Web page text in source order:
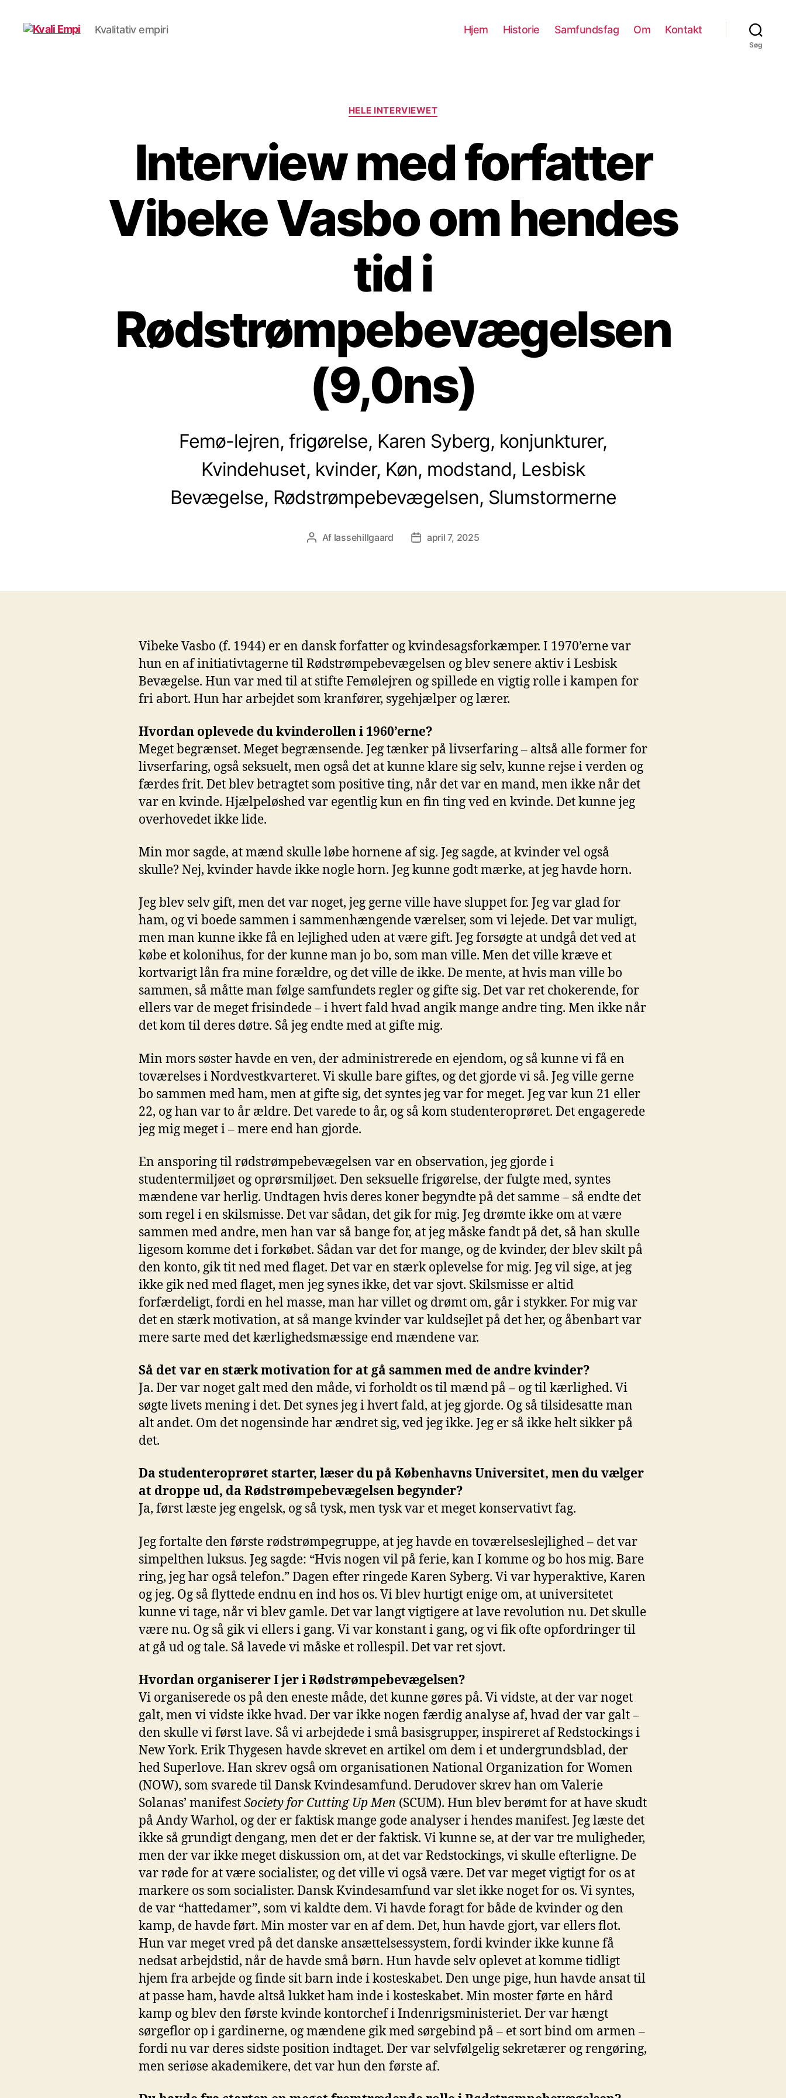
Kvalitativ empiri Hjem Historie Samfundsfag Om Kontakt
Søg
Kategorier
HELE INTERVIEWET
Interview med forfatter
Vibeke Vasbo om hendes
tid i
Rødstrømpebevægelsen
(9,0ns)
Femø-lejren, frigørelse, Karen Syberg, konjunkturer,
Kvindehuset, kvinder, Køn, modstand, Lesbisk
Bevægelse, Rødstrømpebevægelsen, Slumstormerne
Indlægsforfatter
Af lassehillgaard Indlægsdato
april 7, 2025
Vibeke Vasbo (f. 1944) er en dansk forfatter og kvindesagsforkæmper. I 1970’erne var
hun en af initiativtagerne til Rødstrømpebevægelsen og blev senere aktiv i Lesbisk
Bevægelse. Hun var med til at stifte Femølejren og spillede en vigtig rolle i kampen for
fri abort. Hun har arbejdet som kranfører, sygehjælper og lærer.
Hvordan oplevede du kvinderollen i 1960’erne?
Meget begrænset. Meget begrænsende. Jeg tænker på livserfaring – altså alle former for
livserfaring, også seksuelt, men også det at kunne klare sig selv, kunne rejse i verden og
færdes frit. Det blev betragtet som positive ting, når det var en mand, men ikke når det
var en kvinde. Hjælpeløshed var egentlig kun en fin ting ved en kvinde. Det kunne jeg
overhovedet ikke lide.
Min mor sagde, at mænd skulle løbe hornene af sig. Jeg sagde, at kvinder vel også
skulle? Nej, kvinder havde ikke nogle horn. Jeg kunne godt mærke, at jeg havde horn.
Jeg blev selv gift, men det var noget, jeg gerne ville have sluppet for. Jeg var glad for
ham, og vi boede sammen i sammenhængende værelser, som vi lejede. Det var muligt,
men man kunne ikke få en lejlighed uden at være gift. Jeg forsøgte at undgå det ved at
købe et kolonihus, for der kunne man jo bo, som man ville. Men det ville kræve et
kortvarigt lån fra mine forældre, og det ville de ikke. De mente, at hvis man ville bo
sammen, så måtte man følge samfundets regler og gifte sig. Det var ret chokerende, for
ellers var de meget frisindede – i hvert fald hvad angik mange andre ting. Men ikke når
det kom til deres døtre. Så jeg endte med at gifte mig.
Min mors søster havde en ven, der administrerede en ejendom, og så kunne vi få en
toværelses i Nordvestkvarteret. Vi skulle bare giftes, og det gjorde vi så. Jeg ville gerne
bo sammen med ham, men at gifte sig, det syntes jeg var for meget. Jeg var kun 21 eller
22, og han var to år ældre. Det varede to år, og så kom studenteroprøret. Det engagerede
jeg mig meget i – mere end han gjorde.
En ansporing til rødstrømpebevægelsen var en observation, jeg gjorde i
studentermiljøet og oprørsmiljøet. Den seksuelle frigørelse, der fulgte med, syntes
mændene var herlig. Undtagen hvis deres koner begyndte på det samme – så endte det
som regel i en skilsmisse. Det var sådan, det gik for mig. Jeg drømte ikke om at være
sammen med andre, men han var så bange for, at jeg måske fandt på det, så han skulle
ligesom komme det i forkøbet. Sådan var det for mange, og de kvinder, der blev skilt på
den konto, gik tit ned med flaget. Det var en stærk oplevelse for mig. Jeg vil sige, at jeg
ikke gik ned med flaget, men jeg synes ikke, det var sjovt. Skilsmisse er altid
forfærdeligt, fordi en hel masse, man har villet og drømt om, går i stykker. For mig var
det en stærk motivation, at så mange kvinder var kuldsejlet på det her, og åbenbart var
mere sarte med det kærlighedsmæssige end mændene var.
Så det var en stærk motivation for at gå sammen med de andre kvinder?
Ja. Der var noget galt med den måde, vi forholdt os til mænd på – og til kærlighed. Vi
søgte livets mening i det. Det synes jeg i hvert fald, at jeg gjorde. Og så tilsidesatte man
alt andet. Om det nogensinde har ændret sig, ved jeg ikke. Jeg er så ikke helt sikker på
det.
Da studenteroprøret starter, læser du på Københavns Universitet, men du vælger
at droppe ud, da Rødstrømpebevægelsen begynder?
Ja, først læste jeg engelsk, og så tysk, men tysk var et meget konservativt fag.
Jeg fortalte den første rødstrømpegruppe, at jeg havde en toværelseslejlighed – det var
simpelthen luksus. Jeg sagde: “Hvis nogen vil på ferie, kan I komme og bo hos mig. Bare
ring, jeg har også telefon.” Dagen efter ringede Karen Syberg. Vi var hyperaktive, Karen
og jeg. Og så flyttede endnu en ind hos os. Vi blev hurtigt enige om, at universitetet
kunne vi tage, når vi blev gamle. Det var langt vigtigere at lave revolution nu. Det skulle
være nu. Og så gik vi ellers i gang. Vi var konstant i gang, og vi fik ofte opfordringer til
at gå ud og tale. Så lavede vi måske et rollespil. Det var ret sjovt.
Hvordan organiserer I jer i Rødstrømpebevægelsen?
Vi organiserede os på den eneste måde, det kunne gøres på. Vi vidste, at der var noget
galt, men vi vidste ikke hvad. Der var ikke nogen færdig analyse af, hvad der var galt –
den skulle vi først lave. Så vi arbejdede i små basisgrupper, inspireret af Redstockings i
New York. Erik Thygesen havde skrevet en artikel om dem i et undergrundsblad, der
hed Superlove. Han skrev også om organisationen National Organization for Women
(NOW), som svarede til Dansk Kvindesamfund. Derudover skrev han om Valerie
Solanas’ manifestSociety for Cutting Up Men (SCUM). Hun blev berømt for at have skudt
på Andy Warhol, og der er faktisk mange gode analyser i hendes manifest. Jeg læste det
ikke så grundigt dengang, men det er der faktisk. Vi kunne se, at der var tre muligheder,
men der var ikke meget diskussion om, at det var Redstockings, vi skulle efterligne. De
var røde for at være socialister, og det ville vi også være. Det var meget vigtigt for os at
markere os som socialister. Dansk Kvindesamfund var slet ikke noget for os. Vi syntes,
de var “hattedamer”, som vi kaldte dem. Vi havde foragt for både de kvinder og den
kamp, de havde ført. Min moster var en af dem. Det, hun havde gjort, var ellers flot.
Hun var meget vred på det danske ansættelsessystem, fordi kvinder ikke kunne få
nedsat arbejdstid, når de havde små børn. Hun havde selv oplevet at komme tidligt
hjem fra arbejde og finde sit barn inde i kosteskabet. Den unge pige, hun havde ansat til
at passe ham, havde altså lukket ham inde i kosteskabet. Min moster førte en hård
kamp og blev den første kvinde kontorchef i Indenrigsministeriet. Der var hængt
sørgeflor op i gardinerne, og mændene gik med sørgebind på – et sort bind om armen –
fordi nu var deres sidste position indtaget. Der var selvfølgelig sekretærer og rengøring,
men seriøse akademikere, det var hun den første af.